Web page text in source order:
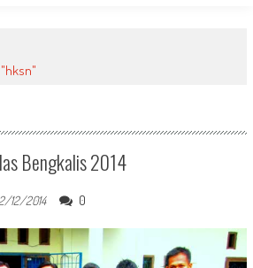
Bengkalis 2014
12/2014 0